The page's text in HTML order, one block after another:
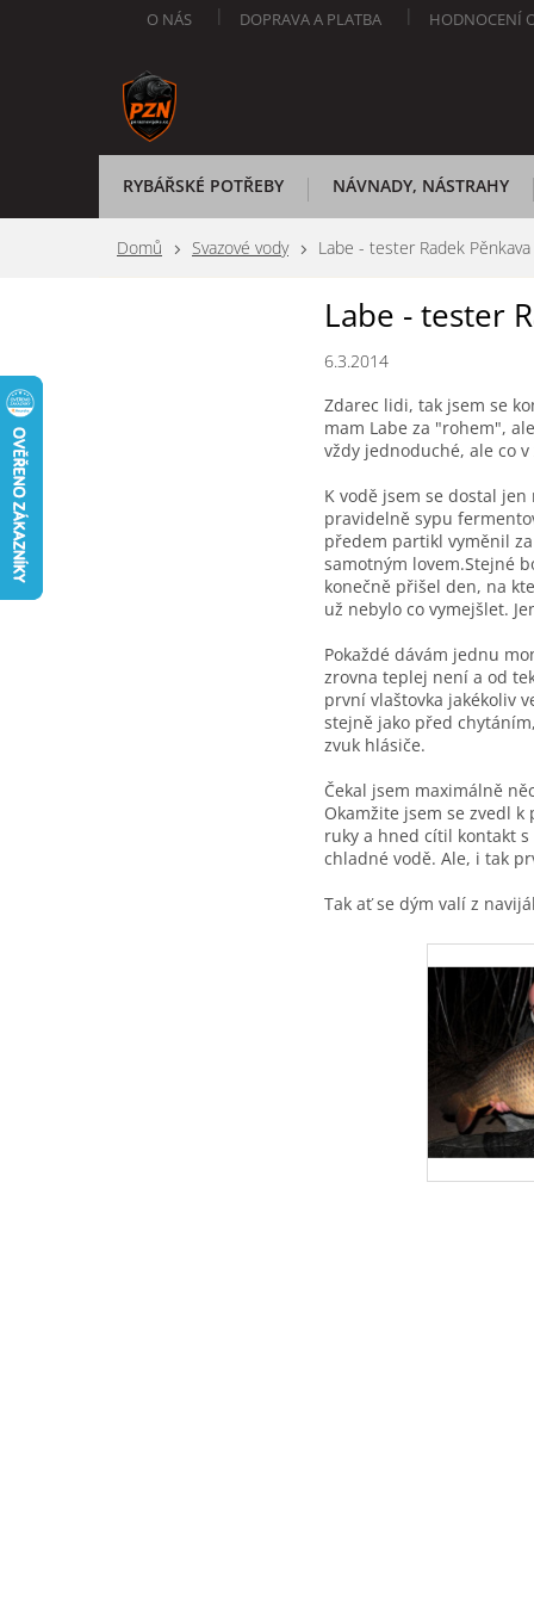
O NÁS DOPRAVA A PLATBA HODNOCENÍ
RYBÁŘSKÉ POTŘEBY NÁVNADY, NÁSTRAHY
Domů Svazové vody Labe - tester Radek Pěnkava
Labe - tester
6.3.2014
Zdarec lidi, tak jsem se
mam Labe za "rohem",
vždy jednoduché, ale co v
K vodě jsem se dostal
pravidelně sypu
předem partikl vyměnil
samotným lovem.Stejné
konečně přišel den, na
už nebylo co vymejšlet.
Pokaždé dávám jednu
zrovna teplej není a od
první vlaštovka jakékoliv
stejně jako před
zvuk hlásiče.
Čekal jsem maximálně
Okamžite jsem se zvedl
ruky a hned cítil kontakt
chladné vodě. Ale, i tak
Tak ať se dým valí z